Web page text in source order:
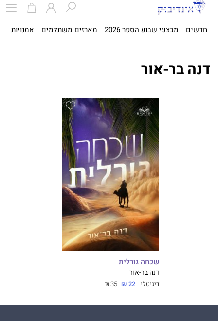
חדשים מבצעי שבוע הספר 2026 מארזים משתלמים אמנויות
דנה בר-אור
שכחה גורלית
דנה בר-אור
דיגיטלי 22 ₪
35 ₪